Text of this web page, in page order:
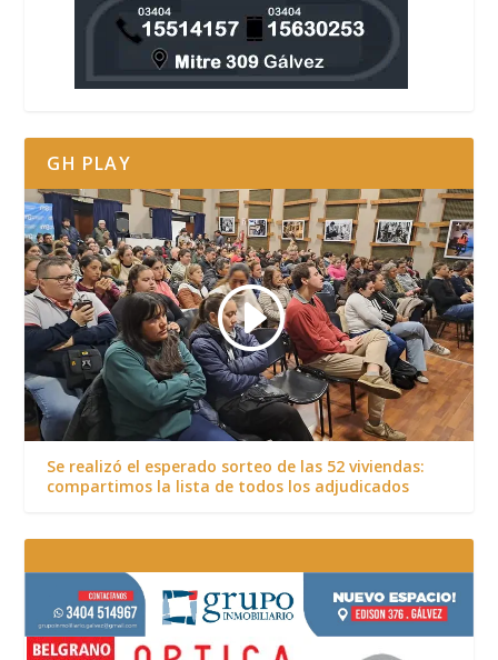
GH PLAY
Se realizó el esperado sorteo de las 52 viviendas:
compartimos la lista de todos los adjudicados